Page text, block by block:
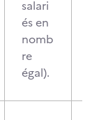
salari
és en
nomb
re
égal).